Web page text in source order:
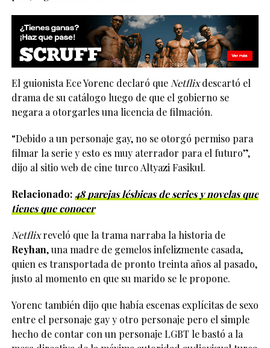
El guionista Ece Yorenc declaró queNetflixdescartó el
drama de su catálogo luego de que el gobierno se
negara a otorgarles una licencia de filmación.
“Debido a un personaje gay, no se otorgó permiso para
filmar la serie y esto es muy aterrador para el futuro”,
dijo al sitio web de cine turco Altyazi Fasikul.
Relacionado:48 parejas lésbicas de series y novelas que
tienes que conocer
Netflixreveló que la trama narraba la historia de
Reyhan, una madre de gemelos infelizmente casada,
quien es transportada de pronto treinta años al pasado,
justo al momento en que su marido se le propone.
Yorenc también dijo que había escenas explícitas de sexo
entre el personaje gay y otro personaje pero el simple
hecho de contar con un personaje LGBT le bastó a la